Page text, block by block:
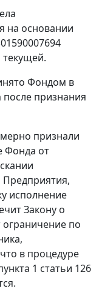
на основании
текущей.
Фондом в
после признания
признали
Фонда от
Предприятия,
исполнение
Закону о
ограничение по
в процедуре
1 статьи 126